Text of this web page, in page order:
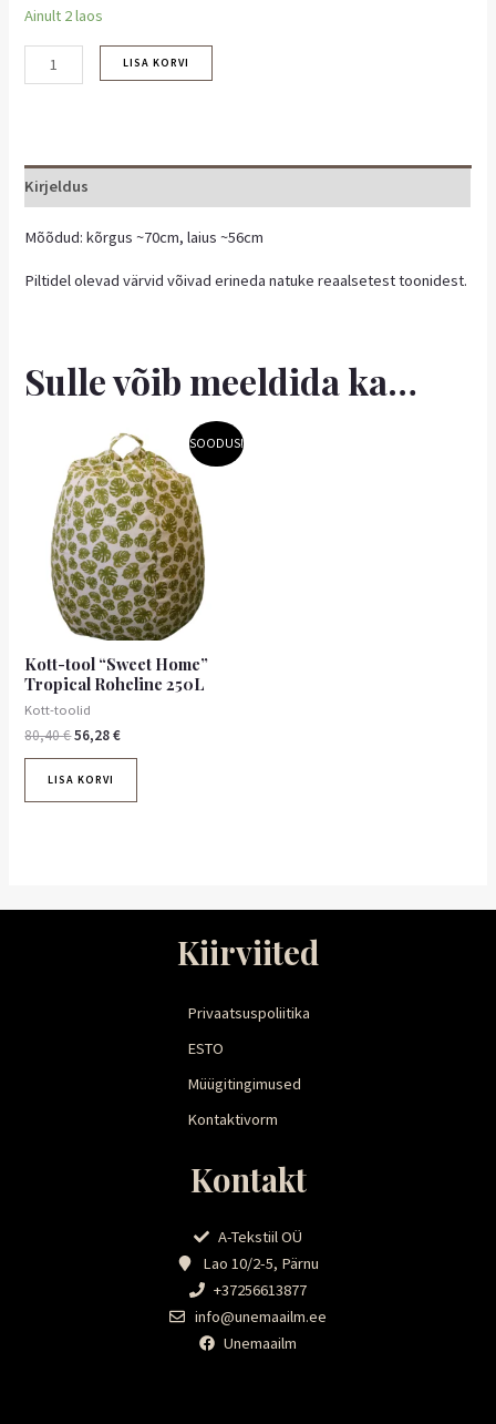
Ainult 2 laos
LISA KORVI
Kirjeldus
Mõõdud: kõrgus ~70cm, laius ~56cm
Piltidel olevad värvid võivad erineda natuke reaalsetest toonidest.
Sulle võib meeldida ka…
SOODUS!
Kott-tool “Sweet Home”
Tropical Roheline 250L
Kott-toolid
80,40€
hind
oli:
80,40 €.
56,28€
Praegune
hind
on:
56,28 €.
LISA KORVI
Kiirviited
Privaatsuspoliitika
ESTO
Müügitingimused
Kontaktivorm
Kontakt
A-Tekstiil OÜ
Lao 10/2-5, Pärnu
+37256613877
info@unemaailm.ee
Unemaailm